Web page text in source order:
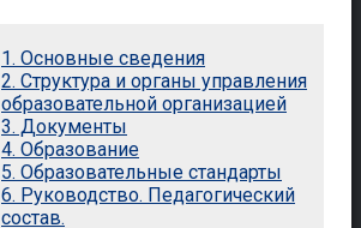
1. Основные сведения
2. Структура и органы управления
образовательной организацией
3. Документы
4. Образование
5. Образовательные стандарты
6. Руководство. Педагогический
состав.